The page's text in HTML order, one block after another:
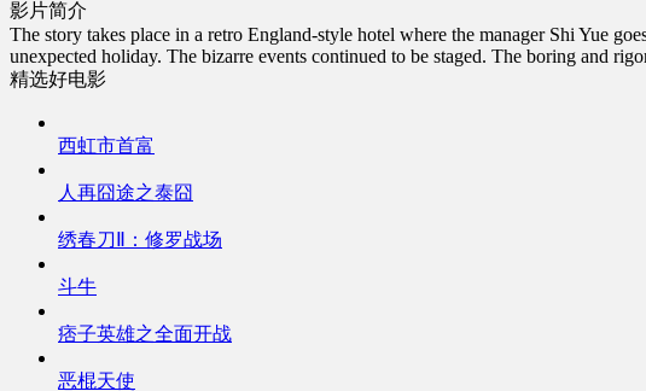
影片简介
The story takes place in a retro England-style hotel where the manager Shi Yue
unexpected holiday. The bizarre events continued to be staged. The boring and
精选好电影
西虹市首富
人再囧途之泰囧
绣春刀Ⅱ：修罗战场
斗牛
痞子英雄之全面开战
恶棍天使